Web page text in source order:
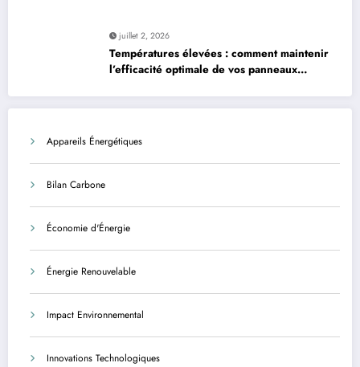
juillet 2, 2026
Températures élevées : comment maintenir
l’efficacité optimale de vos panneaux
Appareils Énergétiques
Bilan Carbone
Économie d'Énergie
Énergie Renouvelable
Impact Environnemental
Innovations Technologiques